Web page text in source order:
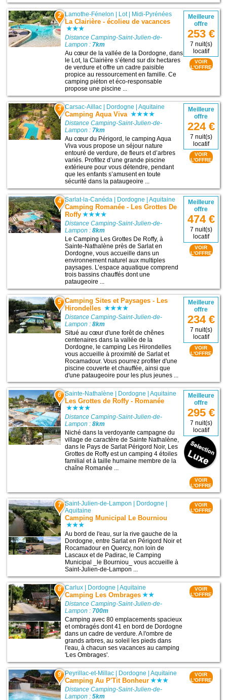
2 Lamothe-Fénelon Lot| Midi-Pyrénées
La Clairière - écolieu de vacances
Distance Camping-Saint-Julien-de-
Lampon : 7km
Au cœur de la vallée de la Dordogne, dans
le Lot, la Clairière s’étend sur dix hectares
de verdure et offre un cadre paisible
propice au ressourcement en famille. Ce
camping piéton et éco-responsable
propose une piscine ...
Meilleure
offre
253 €
7 nuit(s)
locatif
VOIR
L'OFFRE
3 Carsac-Aillac Dordogne |Aquitaine
Camping Aqua Viva
Distance Camping-Saint-Julien-de-
Lampon : 7km
Au cœur du Périgord, le camping Aqua
Viva vous propose un séjour nature
entouré de verdure, de fleurs et d’arbres
variés. Profitez d’une grande piscine
extérieure pour vous détendre, pendant
que les enfants s’amusent en toute
sécurité dans la pataugeoire ...
Meilleure
offre
224 €
7 nuit(s)
locatif
VOIR
L'OFFRE
4 Sarlat-la-Canéda Dordogne |Aquitaine
Camping Romanée - Les Grottes De
Roffy
Distance Camping-Saint-Julien-de-
Lampon :8km
Le Camping Les Grottes De Roffy, à
Sainte-Nathalène près de Sarlat en
Dordogne, vous accueille dans un
environnement naturel aux multiples
paysages. L’espace aquatique comprend
trois bassins chauffés dont une
pataugeoire ...
Meilleure
offre
474 €
7 nuit(s)
locatif
VOIR
L'OFFRE
5 Camping Sites et Paysages - Les
Hirondelles
Distance Camping-Saint-Julien-de-
Lampon :8km
Situé au cœur d'une forêt de chênes
centenaires dans la vallée de la
Dordogne, le camping Les Hirondelles
vous accueille à proximité de Sarlat et
Rocamadour. Vous pourrez profiter d'une
piscine couverte et chauffée, ainsi que
d'une pataugeoire pour les plus jeunes ...
Meilleure
offre
234 €
7 nuit(s)
locatif
VOIR
L'OFFRE
6 Sainte-Nathalène | Dordogne |Aquitaine
Les Grottes de Roffy - Romanée
Distance Camping-Saint-Julien-de-
Lampon :8km
Niché dans la verdoyante campagne du
village de caractère de Sainte Nathalène,
dans le Pays de Sarlat Périgord Noir, Les
Grottes de Roffy est un camping 4 étoiles
familial et à taille humaine membre de la
chaîne Romanée ...
Meilleure
offre
295 €
7 nuit(s)
locatif
VOIR
L'OFFRE
7 Saint-Julien-de-Lampon Dordogne
Aquitaine
Camping Municipal Le Bourniou
Au bord de l'eau, sur la rive gauche de la
Dordogne, entre Sarlat en Périgord Noir et
Rocamadour en Quercy, non loin de
Lascaux et de Padirac, le Camping
Municipal _le Bourniou_ vous accueille à
Saint-Julien-de-Lampon ...
VOIR
L'OFFRE
8 Carlux Dordogne |Aquitaine
Camping Les Ombrages
Distance Camping-Saint-Julien-de-
Lampon : 700m
Camping avec 80 emplacements spacieux
et ombragés dont 41 en bord de Dordogne
dans un cadre de verdure. A l'ombre de
grands arbres, au soleil les pieds dans
l'eau, à chacun ses vacances au camping
'Les Ombrages'.
VOIR
L'OFFRE
9 Peyrillac-et-Millac Dordogne |Aquitaine
Camping Au P'Tit Bonheur
Distance Camping-Saint-Julien-de-
Lampon :5km
VOIR
L'OFFRE